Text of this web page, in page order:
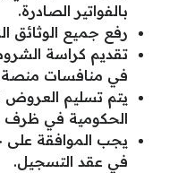
بالفواتير الصادرة.
رفع جميع الوثائق
تقديم كراسة
في منافسات منصة
يتم تسليم العروض
الحكومية في ظرف
يجب الموافقة على
في عقد التسجيل.